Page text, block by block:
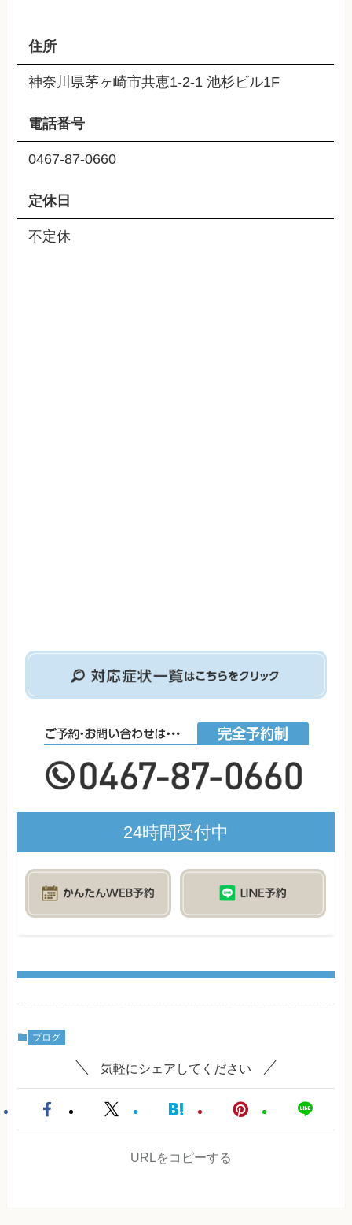
住所
神奈川県茅ヶ崎市共恵1-2-1 池杉ビル1F
電話番号
0467-87-0660
定休日
不定休
24時間受付中
ブログ
気軽にシェアしてください
URLをコピーする